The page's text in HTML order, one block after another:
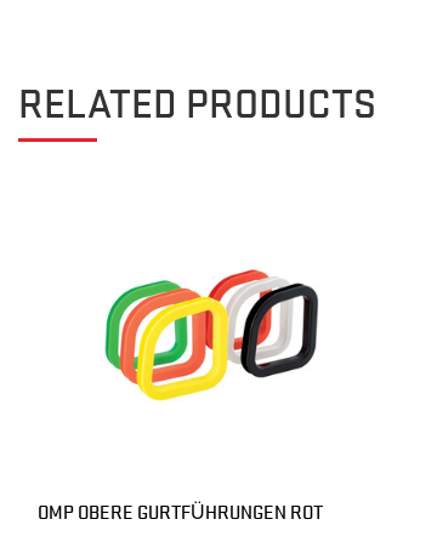
RELATED PRODUCTS
OMP OBERE GURTFÜHRUNGEN ROT